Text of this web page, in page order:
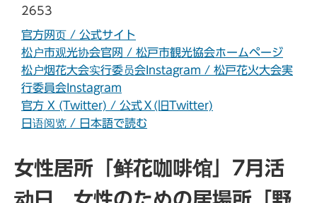
2653
官方网页 / 公式サイト
松户市观光协会官网 / 松戸市観光協会ホームページ
松户烟花大会实行委员会Instagram / 松戸花火大会実
行委員会Instagram
官方 X (Twitter) / 公式Ｘ(旧Twitter)
日语阅览 / 日本語で読む
女性居所「鲜花咖啡馆」7月活